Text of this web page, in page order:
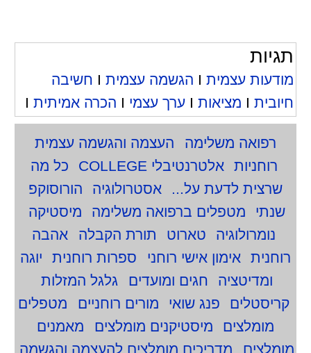
תגיות
מודעות עצמיתI הגשמה עצמיתI
חשיבה
חיוביתI מציאותI ערך עצמי הכרה אמיתיתI
רפואה משלימה
העצמה והגשמה עצמית
רוחניות
אלטרנטיבלי COLLEGE
כל מה
שרצית לדעת על...
אסטרולוגיה
הורוסוקפ
שנתי
מטפלים ברפואה משלימה
מיסטיקה
נומרולוגיה
טארוט תורת הקבלה
אהבה
רוחנית
אימון אישי רוחני ספרות רוחנית
יוגה
ומדיטציה
חגים ומועדים
גלגל המזלות
קריסטלים
פנג שואי מורים רוחניים
מטפלים
מומלצים
מיסטיקנים מומלצים
מאמנים
מומלצים
מדריכים מומלצים להעצמה והגשמה